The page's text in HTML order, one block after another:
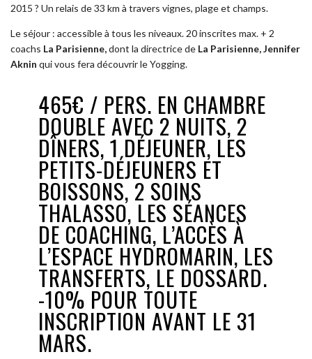
2015 ? Un relais de 33 km à travers vignes, plage et champs.
Le séjour : accessible à tous les niveaux. 20 inscrites max. + 2
coachs La Parisienne,dont la directrice de La Parisienne, Jennifer
Aknin qui vous fera découvrir le Yogging.
465€ / PERS. EN CHAMBRE
DOUBLE AVEC 2 NUITS, 2
DÎNERS, 1 DÉJEUNER, LES
PETITS-DÉJEUNERS ET
BOISSONS, 2 SOINS
THALASSO, LES SÉANCES
DE COACHING, L’ACCÈS À
L’ESPACE HYDROMARIN, LES
TRANSFERTS, LE DOSSARD.
-10% POUR TOUTE
INSCRIPTION AVANT LE 31
MARS.